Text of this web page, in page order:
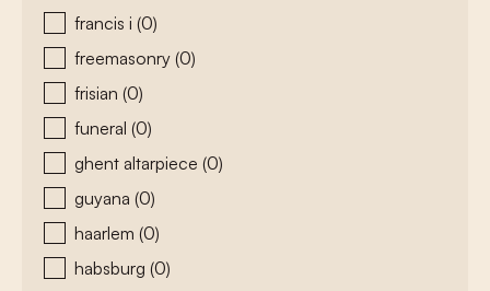
francis i (0)
freemasonry (0)
frisian (0)
funeral (0)
ghent altarpiece (0)
guyana (0)
haarlem (0)
habsburg (0)